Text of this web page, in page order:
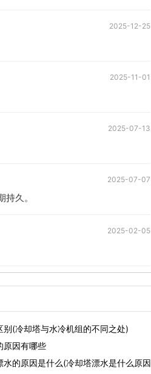
2025-12-25
2025-11-01
2025-07-13
2025-07-07
久。
2025-02-05
(冷却塔与水冷机组的不同之处)
原因有哪些
的原因是什么(冷却塔漂水是什么原因